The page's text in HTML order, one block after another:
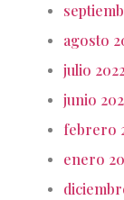
agosto
julio
junio
febrero
enero